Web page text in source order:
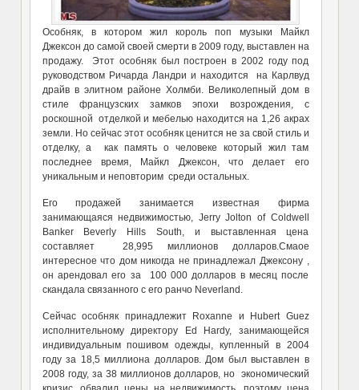
Особняк, в котором жил король поп музыки Майкл
Джексон до самой своей смерти в 2009 году, выставлен на
продажу. Этот особняк был построен в 2002 году под
руководством Ричарда Ландри и находится на Карлвуд
драйв в элитном районе Холмби. Великолепный дом в
стиле французских замков эпохи возрождения, с
роскошной отделкой и мебелью находится на 1,26 акрах
земли. Но сейчас этот особняк ценится не за свой стиль и
отделку, а как память о человеке который жил там
последнее время, Майкл Джексон, что делает его
уникальным и неповторим среди остальных.
Его продажей занимается известная фирма
занимающаяся недвижимостью, Jerry Jolton of Coldwell
Banker Beverly Hills South, и выставленная цена
составляет 28,995 миллионов долларов.Смаое
интересное что дом никогда не принадлежал Джексону ,
он арендовал его за 100 000 долларов в месяц после
скандала связанного с его ранчо Neverland.
Сейчас особняк принадлежит Roxanne и Hubert Guez
исполнительному директору Ed Hardy, занимающейся
индивидуальным пошивом одежды, купленный в 2004
году за 18,5 миллиона долларов. Дом был выставлен в
2008 году, за 38 миллионов долларов, но экономический